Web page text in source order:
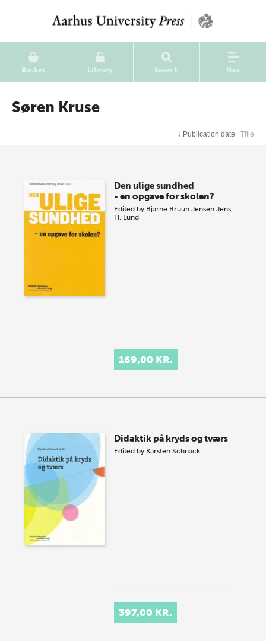
Basket Library Search Nav
Søren Kruse
↓ Publication date Title
Den ulige sundhed
- en opgave for skolen?
Edited by Bjarne Bruun Jensen Jens
H. Lund
169,00 KR.
Didaktik på kryds og tværs
Edited by Karsten Schnack
397,00 KR.